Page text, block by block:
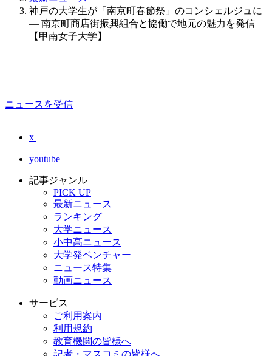
神戸の大学生が「南京町春節祭」のコンシェルジュに
— 南京町商店街振興組合と協働で地元の魅力を発信
【甲南女子大学】
ニュースを受信
x
youtube
記事ジャンル
PICK UP
最新ニュース
ランキング
大学ニュース
小中高ニュース
大学発ベンチャー
ニュース特集
動画ニュース
サービス
ご利用案内
利用規約
教育機関の皆様へ